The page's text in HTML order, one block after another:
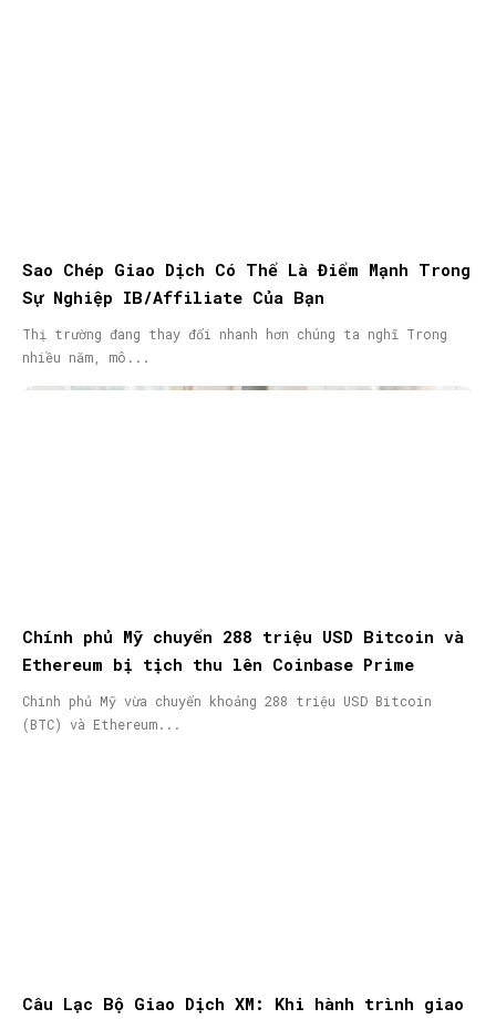
Sao Chép Giao Dịch Có Thể Là Điểm Mạnh Trong
Sự Nghiệp IB/Affiliate Của Bạn
Thị trường đang thay đổi nhanh hơn chúng ta nghĩ Trong
nhiều năm, mô...
Chính phủ Mỹ chuyển 288 triệu USD Bitcoin và
Ethereum bị tịch thu lên Coinbase Prime
Chính phủ Mỹ vừa chuyển khoảng 288 triệu USD Bitcoin
(BTC) và Ethereum...
Câu Lạc Bộ Giao Dịch XM: Khi hành trình giao